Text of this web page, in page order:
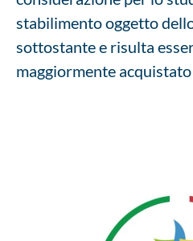
stabilimento oggetto
sottostante e risulta
maggiormente